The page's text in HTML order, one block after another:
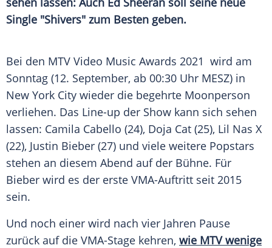
Single "Shivers" zum Besten geben.
Bei den MTV Video Music Awards 2021 wird am
Sonntag (12. September, ab 00:30 Uhr MESZ) in
New York City wieder die begehrte Moonperson
verliehen. Das Line-up der Show kann sich sehen
lassen: Camila Cabello (24), Doja Cat (25), Lil Nas X
(22), Justin Bieber (27) und viele weitere Popstars
stehen an diesem Abend auf der Bühne. Für
Bieber wird es der erste VMA-Auftritt seit 2015
sein.
Und noch einer wird nach vier Jahren Pause
zurück auf die VMA-Stage kehren, wie MTV wenige